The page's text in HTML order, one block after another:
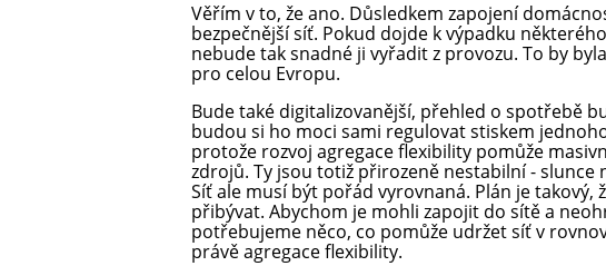
Věřím v to, že ano. Důsledkem zapojení
bezpečnější síť. Pokud dojde k výpadku
nebude tak snadné ji vyřadit z provozu. To by
pro celou Evropu.
Bude také digitalizovanější, přehled o spotřebě
budou si ho moci sami regulovat stiskem
protože rozvoj agregace flexibility pomůže
zdrojů. Ty jsou totiž přirozeně nestabilní - slunce
Síť ale musí být pořád vyrovnaná. Plán je
přibývat. Abychom je mohli zapojit do sítě a
potřebujeme něco, co pomůže udržet síť v
právě agregace flexibility.